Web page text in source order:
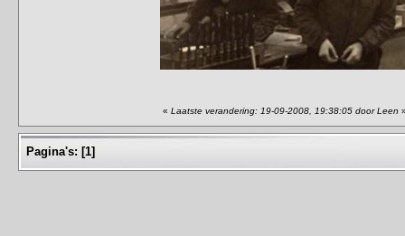
« Laatste verandering: 19-09-2008, 19:38:05 door Leen
Pagina's: [1]